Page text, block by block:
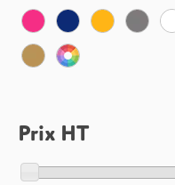
Prix HT